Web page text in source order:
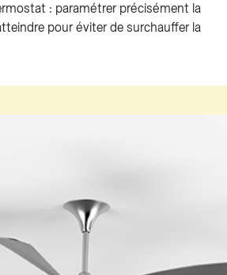
: paramétrer précisément la
pour éviter de surchauffer la